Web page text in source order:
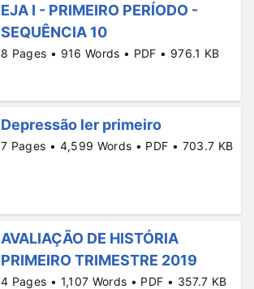
EJA I - PRIMEIRO PERÍODO -
SEQUÊNCIA 10
8 Pages • 916 Words • PDF • 976.1 KB
Depressão ler primeiro
7 Pages • 4,599 Words • PDF • 703.7 KB
AVALIAÇÃO DE HISTÓRIA
PRIMEIRO TRIMESTRE 2019
4 Pages • 1,107 Words • PDF • 357.7 KB